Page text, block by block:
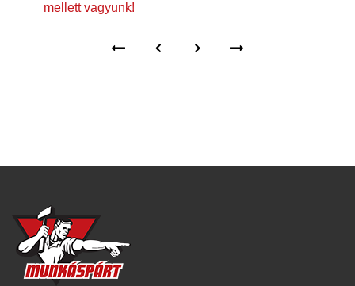
mellett vagyunk!